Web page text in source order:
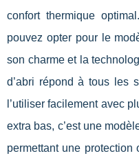
confort thermique
pouvez opter pour le
son charme et la
d’abri répond à tous les
l’utiliser facilement avec
extra bas, c’est une
permettant une